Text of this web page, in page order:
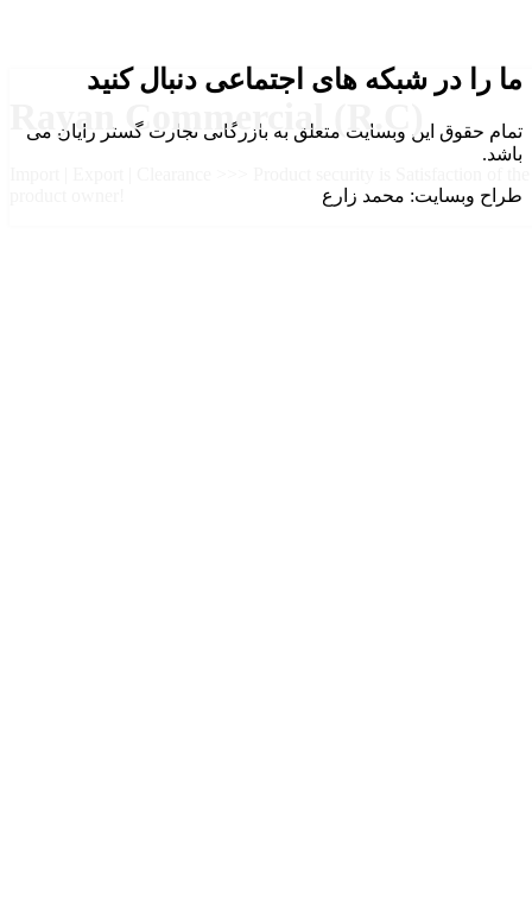
Rayan Commercial (R.C)
ما را در شبکه های اجتماعی دنبال کنید
تمام حقوق این وبسایت متعلق به بازرگانی تجارت گستر رایان می
باشد.
طراح وبسایت: محمد زارع